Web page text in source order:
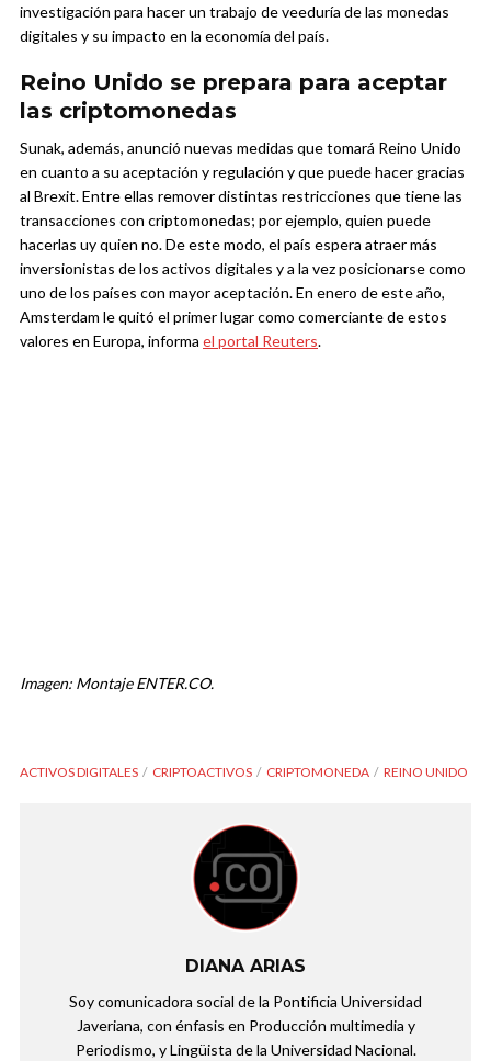
investigación para hacer un trabajo de veeduría de las monedas
digitales y su impacto en la economía del país.
Reino Unido se prepara para aceptar
las criptomonedas
Sunak, además, anunció nuevas medidas que tomará Reino Unido
en cuanto a su aceptación y regulación y que puede hacer gracias
al Brexit. Entre ellas remover distintas restricciones que tiene las
transacciones con criptomonedas; por ejemplo, quien puede
hacerlas uy quien no. De este modo, el país espera atraer más
inversionistas de los activos digitales y a la vez posicionarse como
uno de los países con mayor aceptación. En enero de este año,
Amsterdam le quitó el primer lugar como comerciante de estos
valores en Europa, informa el portal Reuters.
Imagen: Montaje ENTER.CO.
ACTIVOS DIGITALES CRIPTOACTIVOS CRIPTOMONEDA REINO UNIDO
DIANA ARIAS
Soy comunicadora social de la Pontificia Universidad
Javeriana, con énfasis en Producción multimedia y
Periodismo, y Lingüista de la Universidad Nacional.